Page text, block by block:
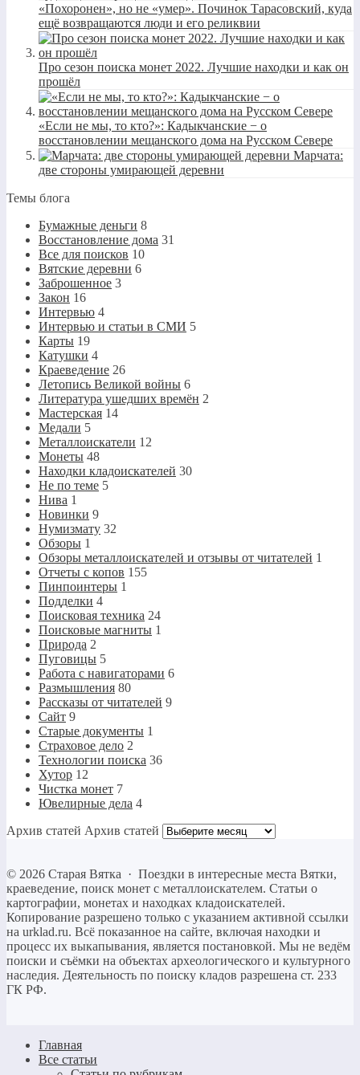
«Похоронен», но не «умер». Починок Тарасовский, куда
ещё возвращаются люди и его реликвии
Про сезон поиска монет 2022. Лучшие находки и как он
прошёл
«Если не мы, то кто?»: Кадыкчанские − о
восстановлении мещанского дома на Русском Севере
Марчата:
две стороны умирающей деревни
Темы блога
Бумажные деньги 8
Восстановление дома 31
Все для поисков 10
Вятские деревни 6
Заброшенное 3
Закон 16
Интервью 4
Интервью и статьи в СМИ 5
Карты 19
Катушки 4
Краеведение 26
Летопись Великой войны 6
Литература ушедших времён 2
Мастерская 14
Медали 5
Металлоискатели 12
Монеты 48
Находки кладоискателей 30
Не по теме 5
Нива 1
Новинки 9
Нумизмату 32
Обзоры 1
Обзоры металлоискателей и отзывы от читателей 1
Отчеты с копов 155
Пинпоинтеры 1
Подделки 4
Поисковая техника 24
Поисковые магниты 1
Природа 2
Пуговицы 5
Работа с навигаторами 6
Размышления 80
Рассказы от читателей 9
Сайт 9
Старые документы 1
Страховое дело 2
Технологии поиска 36
Хутор 12
Чистка монет 7
Ювелирные дела 4
Архив статей Архив статей
© 2026 Старая Вятка · Поездки в интересные места Вятки,
краеведение, поиск монет с металлоискателем. Статьи о
картографии, монетах и находках кладоискателей.
Копирование разрешено только c указанием активной ссылки
на urklad.ru. Всё показанное на сайте, включая находки и
процесс их выкапывания, является постановкой. Мы не ведём
поиски и съёмки на объектах археологического и культурного
наследия. Деятельность по поиску кладов разрешена ст. 233
ГК РФ.
Главная
Все статьи